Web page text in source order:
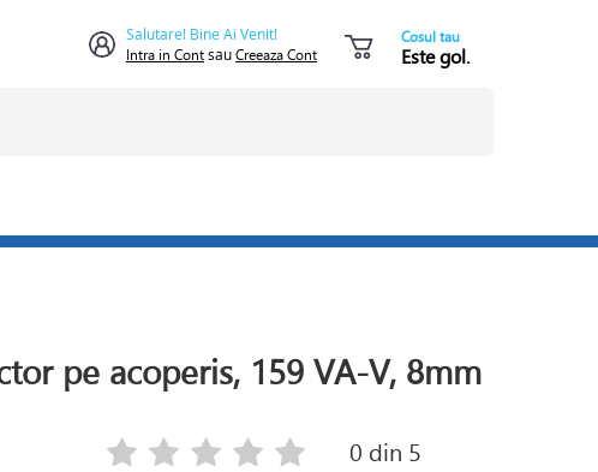
Salutare! Bine Ai Venit!
Intra in ContsauCreeaza Cont
Cosul tau
Este gol.
pe acoperis, 159 VA-V, 8mm
0 din 5